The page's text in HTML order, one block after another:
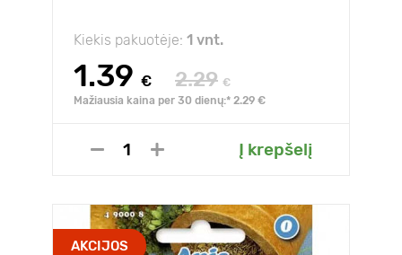
Kiekis pakuotėje: 1 vnt.
1.39 € 2.29 €
Mažiausia kaina per 30 dienų:* 2.29 €
Į krepšelį
AKCIJOS